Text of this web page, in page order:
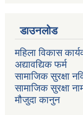
डाउनलोड
महिला विकास
अद्यावद्यिक फर्म
सामाजिक सुरक्षा
सामाजिक सुरक्षा
मौजुदा कानुन